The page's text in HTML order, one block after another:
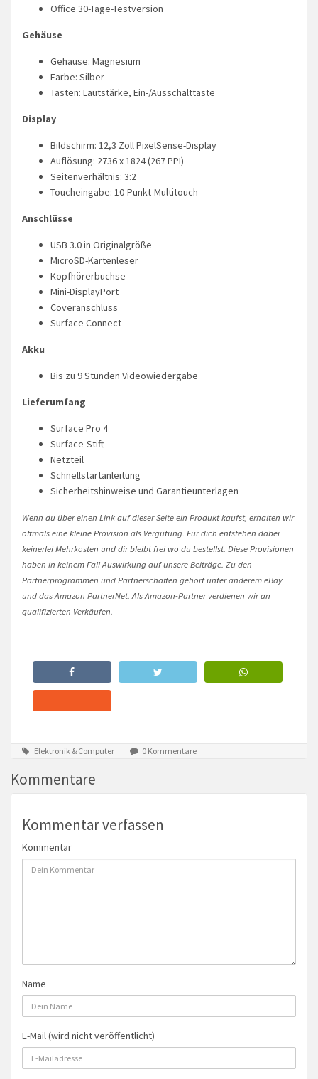
Office 30-Tage-Testversion
Gehäuse
Gehäuse: Magnesium
Farbe: Silber
Tasten: Lautstärke, Ein-/Ausschalttaste
Display
Bildschirm: 12,3 Zoll PixelSense-Display
Auflösung: 2736 x 1824 (267 PPI)
Seitenverhältnis: 3:2
Toucheingabe: 10-Punkt-Multitouch
Anschlüsse
USB 3.0 in Originalgröße
MicroSD-Kartenleser
Kopfhörerbuchse
Mini-DisplayPort
Coveranschluss
Surface Connect
Akku
Bis zu 9 Stunden Videowiedergabe
Lieferumfang
Surface Pro 4
Surface-Stift
Netzteil
Schnellstartanleitung
Sicherheitshinweise und Garantieunterlagen
Wenn du über einen Link auf dieser Seite ein Produkt kaufst, erhalten wir
oftmals eine kleine Provision als Vergütung. Für dich entstehen dabei
keinerlei Mehrkosten und dir bleibt frei wo du bestellst. Diese Provisionen
haben in keinem Fall Auswirkung auf unsere Beiträge. Zu den
Partnerprogrammen und Partnerschaften gehört unter anderem eBay
und das Amazon PartnerNet. Als Amazon-Partner verdienen wir an
qualifizierten Verkäufen.
Elektronik & Computer 0 Kommentare
Kommentare
Kommentar verfassen
Kommentar
Name
E-Mail (wird nicht veröffentlicht)